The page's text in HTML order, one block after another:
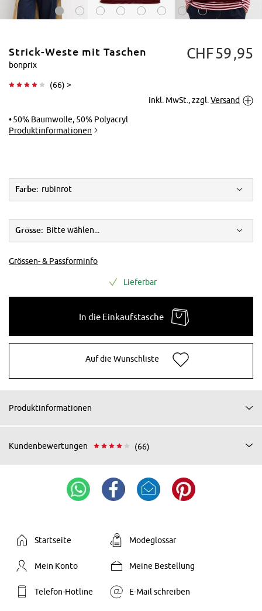
Tippen zum
Strick-Weste mit Taschen
bonprix
(66) >
CHF59 95
inkl. MwSt., zzgl. Versand
50% Baumwolle, 50% Polyacryl
Produktinformationen
Farbe: rubinrot
Grösse: Bitte wählen...
Grössen- & Passforminfo
Lieferbar
In die Einkaufstasche
Auf die Wunschliste
Produktinformationen
Kundenbewertungen (66)
Startseite Modeglossar
Mein Konto Meine Bestellung
Telefon-Hotline E-Mail schreiben